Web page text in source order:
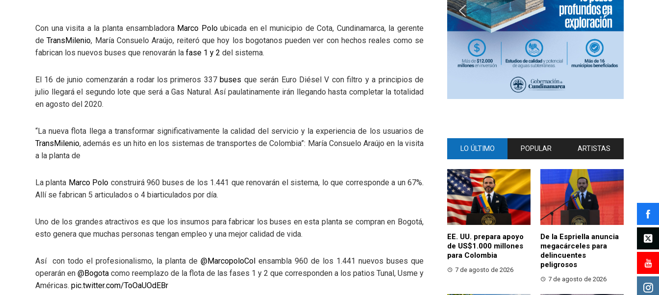
Con una visita a la planta ensambladora Marco Poloubicada en el municipio de Cota, Cundinamarca, la gerente
deTransMilenio, María Consuelo Araújo, reiteró que hoy los bogotanos pueden ver con hechos reales como se
fabrican los nuevos buses que renovarán la fase 1 y 2 del sistema.
El 16 de junio comenzarán a rodar los primeros 337 buses que serán Euro Diésel V con filtro y a principios de
julio llegará el segundo lote que será a Gas Natural. Así paulatinamente irán llegando hasta completar la totalidad
en agosto del 2020.
“La nueva flota llega a transformar significativamente la calidad del servicio y la experiencia de los usuarios de
TransMilenio, además es un hito en los sistemas de transportes de Colombia”: María Consuelo Araújo en la visita
a la planta de
La planta Marco Polo construirá 960 buses de los 1.441 que renovarán el sistema, lo que corresponde a un 67%.
Allí se fabrican 5 articulados o 4 biarticulados por día.
Uno de los grandes atractivos es que los insumos para fabricar los buses en esta planta se compran en Bogotá,
esto genera que muchas personas tengan empleo y una mejor calidad de vida.
Así con todo el profesionalismo, la planta de @MarcopoloCol ensambla 960 de los 1.441 nuevos buses que
operarán en @Bogota como reemplazo de la flota de las fases 1 y 2 que corresponden a los patios Tunal, Usme y
Américas. pic.twitter.com/ToOaUOdEBr
LO ÚLTIMO POPULAR ARTISTAS
EE. UU. prepara apoyo
de US$1.000 millones
para Colombia
7 de agosto de 2026
De la Espriella anuncia
megacárceles para
delincuentes
peligrosos
7 de agosto de 2026